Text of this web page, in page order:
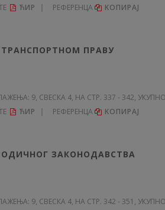
ЋИР РЕФЕРЕНЦА KОПИРАЈ
ПРАВУ
9, СВЕСКА 4, НА СТР. 337 - 342,
ЋИР РЕФЕРЕНЦА KОПИРАЈ
ЗАКОНОДАВСТВА
9, СВЕСКА 4, НА СТР. 342 - 351,